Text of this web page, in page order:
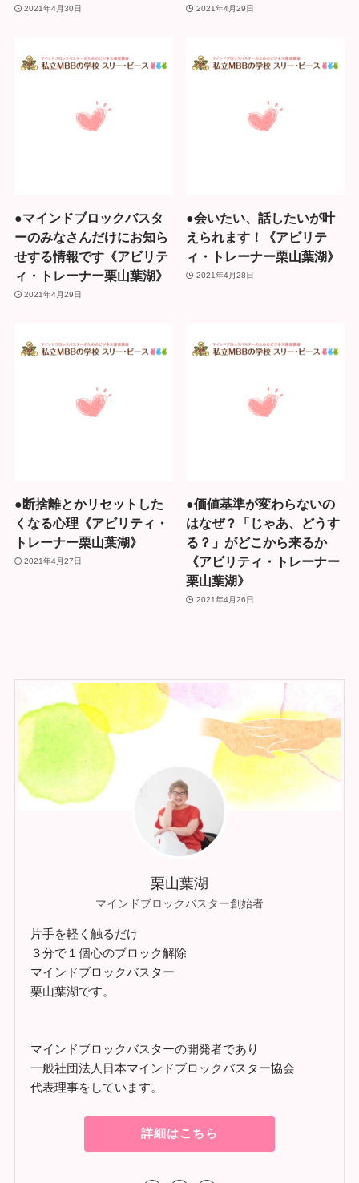
2021年4月30日 2021年4月29日
●マインドブロックバスタ
ーのみなさんだけにお知ら
せする情報です《アビリテ
ィ・トレーナー栗山葉湖》
2021年4月29日
●会いたい、話したいが叶
えられます！《アビリテ
ィ・トレーナー栗山葉湖》
2021年4月28日
●断捨離とかリセットした
くなる心理《アビリティ・
トレーナー栗山葉湖》
2021年4月27日
●価値基準が変わらないの
はなぜ？「じゃあ、どうす
る？」がどこから来るか
《アビリティ・トレーナー
栗山葉湖》
2021年4月26日
栗山葉湖
マインドブロックバスター創始者
片手を軽く触るだけ
３分で１個心のブロック解除
マインドブロックバスター
栗山葉湖です。
マインドブロックバスターの開発者であり
一般社団法人日本マインドブロックバスター協会
代表理事をしています。
詳細はこちら